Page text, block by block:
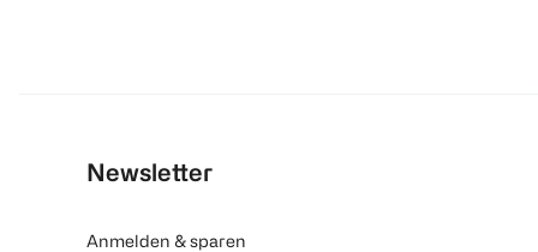
Newsletter
Anmelden & sparen